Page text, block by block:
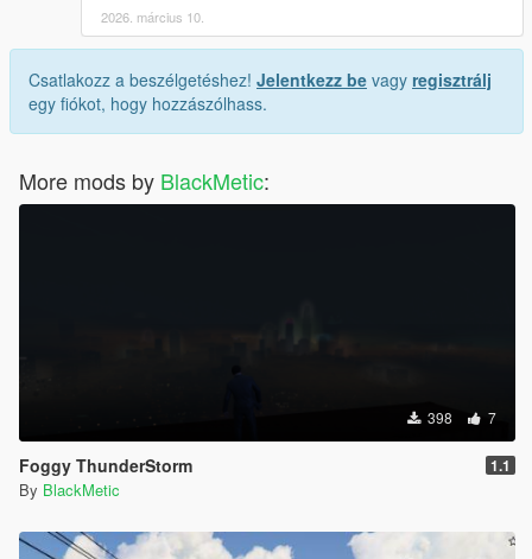
2026. március 10.
Csatlakozz a beszélgetéshez! Jelentkezz be vagy regisztrálj
egy fiókot, hogy hozzászólhass.
More mods by BlackMetic:
398 7
Foggy ThunderStorm 1.1
By BlackMetic